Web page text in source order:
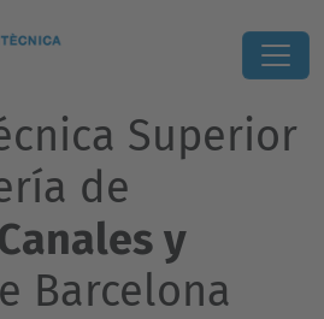
Superior
de
y
Barcelona